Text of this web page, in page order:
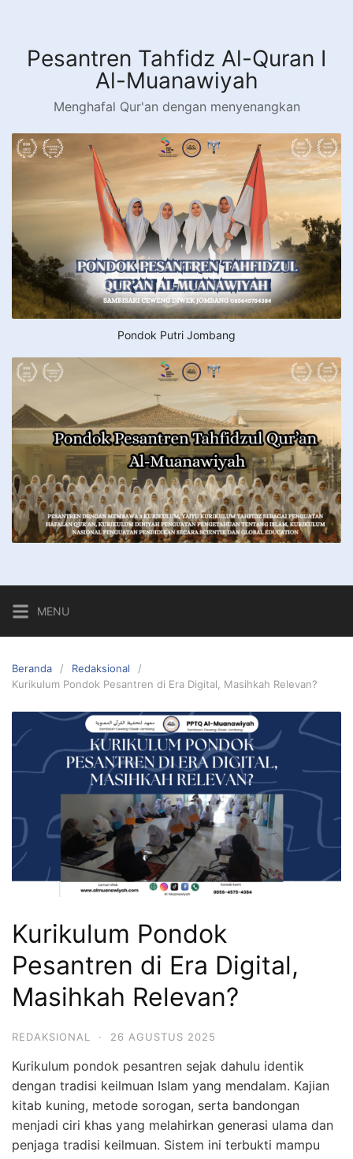
kontenPesantren Tahfidz Al-Quran I
Al-Muanawiyah
Menghafal Qur'an dengan menyenangkan
Pondok Putri Jombang
MENU
Beranda
Redaksional
Kurikulum Pondok Pesantren di Era Digital, Masihkah Relevan?
Kurikulum Pondok
Pesantren di Era Digital,
Masihkah Relevan?
REDAKSIONAL · 26 AGUSTUS 2025
Kurikulum pondok pesantren sejak dahulu identik
dengan tradisi keilmuan Islam yang mendalam. Kajian
kitab kuning, metode sorogan, serta bandongan
menjadi ciri khas yang melahirkan generasi ulama dan
penjaga tradisi keilmuan. Sistem ini terbukti mampu